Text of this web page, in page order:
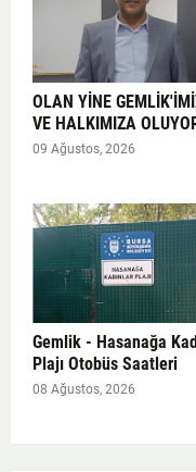
OLAN YİNE
VE HALKIMIZA
09 Ağustos, 2026
Gemlik - Hasanağa
Plajı Otobüs Saatleri
08 Ağustos, 2026